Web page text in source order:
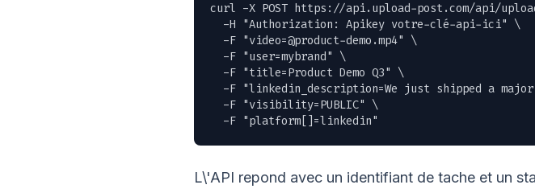
curl -X POST https://api.upload-post.com/api/
  -H "Authorization: Apikey votre-clé-api-ici" \
  -F "
video=@product-demo.mp4" \
  -F "user=mybrand" \
  -F "title=Product Demo Q3" \
-F "linkedin_description=We just shipped a
  -F "visibility=PUBLIC" \
  -F "platform[]=linkedin"
L\'API repond avec un identifiant de tache et un